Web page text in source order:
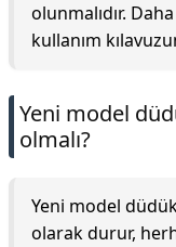
olunmalıdır.
kullanım
Yeni model
olmalı?
Yeni model
olarak durur,